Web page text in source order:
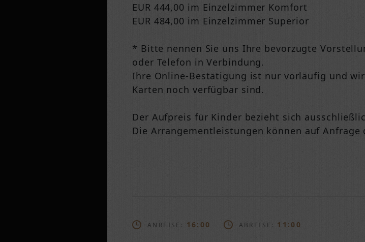
EUR 444,00 im Einzelzimmer Komfort
EUR 484,00 im Einzelzimmer Superior
* Bitte nennen Sie uns Ihre bevorzugte
oder Telefon in Verbindung.
Ihre Online-Bestätigung ist nur vorläufig und
Karten noch verfügbar sind.
Der Aufpreis für Kinder bezieht sich
Die Arrangementleistungen können auf Anfrage
ANREISE: 16:00 ABREISE: 11:00